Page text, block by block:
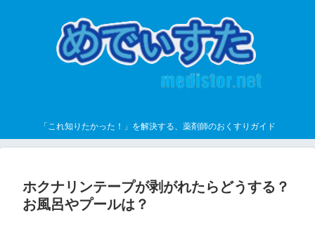
「これ知りたかった！」を解決する、薬剤師のおくすりガイド
ホクナリンテープが剥がれたらどうする？
お風呂やプールは？